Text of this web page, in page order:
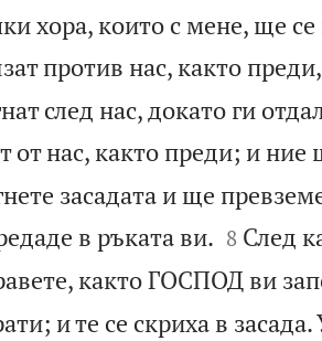
хора, които с мене, ще
против нас, както
след нас, докато ги
от нас, както преди; и ние
засадата и ще
в ръката ви.
8 След
както ГОСПОД ви
и те се скриха в